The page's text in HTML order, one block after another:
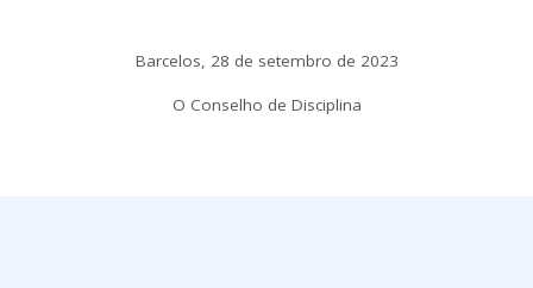
Barcelos, 28 de setembro de 2023
O Conselho de Disciplina